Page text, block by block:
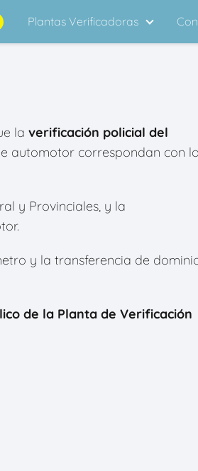
Plantas Verificadoras
la verificación policial del
automotor correspondan con lo
y Provinciales, y la
y la transferencia de
de la Planta de Verificación